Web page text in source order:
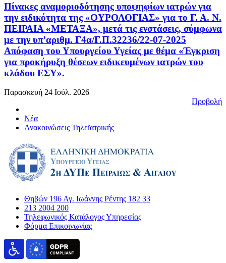
Πίνακες αναμοριοδότησης υποψηφίων ιατρών για
την ειδικότητα της «ΟΥΡΟΛΟΓΙΑΣ» για το Γ. Α. Ν.
ΠΕΙΡΑΙΑ «ΜΕΤΑΞΑ», μετά τις ενστάσεις, σύμφωνα
με την υπ’αριθμ. Γ4α/Γ.Π.32236/22-07-2025
Απόφαση του Υπουργείου Υγείας με θέμα «Έγκριση
για προκήρυξη θέσεων ειδικευμένων ιατρών του
κλάδου ΕΣΥ».
Παρασκευή 24 Ιούλ. 2026
Προβολή
Νέα
Ανακοινώσεις Τηλεϊατρικής
Θηβών 196 Αγ. Ιωάννης Ρέντης 182 33
213 2004 200
Τηλεφωνικός Κατάλογος Υπηρεσίας
Φόρμα Επικοινωνίας